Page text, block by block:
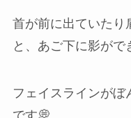
首が前に出ていたり
と、あご下に影がで
フェイスラインがぼ
です💭